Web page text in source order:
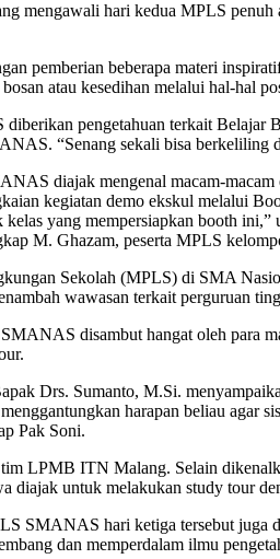
mengawali hari kedua MPLS
pemberian beberapa materi
atau kesedihan melalui hal-hal
pengetahuan terkait Belajar
“Senang sekali bisa
diajak mengenal macam-
kegiatan demo ekskul melalui
kelas yang mempersiapkan booth
M. Ghazam, peserta MPLS
Sekolah (MPLS) di SMA
wawasan terkait perguruan
disambut hangat oleh para
Drs. Sumanto, M.Si.
harapan beliau agar
Pak Soni.
LPMB ITN Malang. Selain
diajak untuk melakukan study tour
SMANAS hari ketiga tersebut
dan memperdalam ilmu